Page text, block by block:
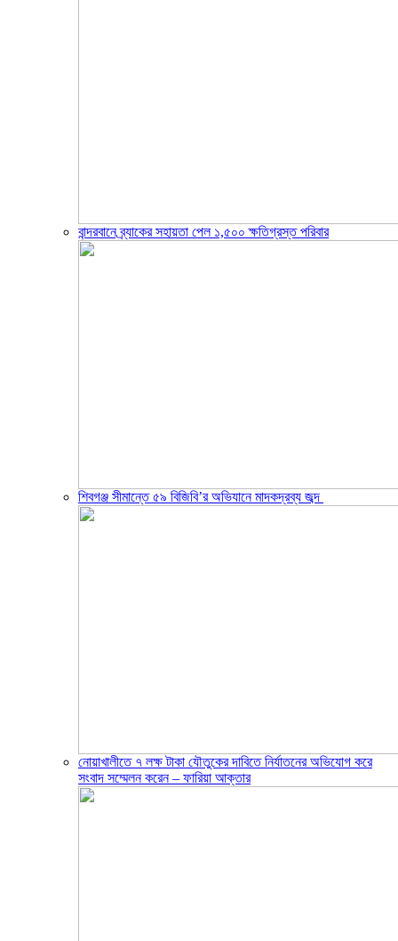
বান্দরবানে ব্র্যাকের সহায়তা পেল ১,৫০০ ক্ষতিগ্রস্ত পরিবার
শিবগঞ্জ সীমান্তে ৫৯ বিজিবি’র অভিযানে মাদকদ্রব্য জব্দ ​
নোয়াখালীতে ৭ লক্ষ টাকা যৌতুকের দাবিতে নির্যাতনের অভিযোগ করে
সংবাদ সম্মেলন করেন – ফারিয়া আক্তার